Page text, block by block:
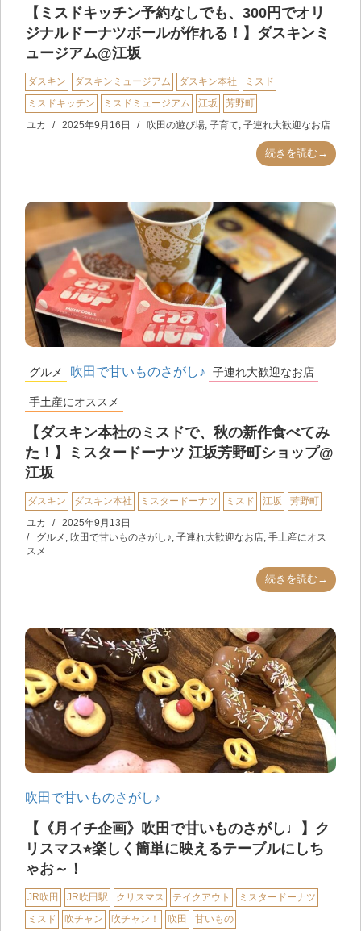
【ミスドキッチン予約なしでも、300円でオリ
ジナルドーナツボールが作れる！】ダスキンミ
ュージアム@江坂
ダスキン ダスキンミュージアム ダスキン本社
ミスド
ミスドキッチン
ミスドミュージアム 江坂
芳野町
ユカ
2025年9月16日 吹田の遊び場 子育て 子連れ大歓迎なお店
続きを読む→
グルメ 吹田で甘いものさがし♪ 子連れ大歓迎なお店
手土産にオススメ
【ダスキン本社のミスドで、秋の新作食べてみ
た！】ミスタードーナツ 江坂芳野町ショップ@
江坂
ダスキン ダスキン本社 ミスタードーナツ ミスド 江坂
芳野町
ユカ
2025年9月13日
グルメ 吹田で甘いものさがし♪ 子連れ大歓迎なお店 手土産にオス
スメ
続きを読む→
吹田で甘いものさがし♪
【《月イチ企画》吹田で甘いものさがし♩】ク
リスマス⭐︎楽しく簡単に映えるテーブルにしち
ゃお～！
JR吹田 JR吹田駅 クリスマス テイクアウト
ミスタードーナツ
ミスド
吹チャン 吹チャン！ 吹田
甘いもの